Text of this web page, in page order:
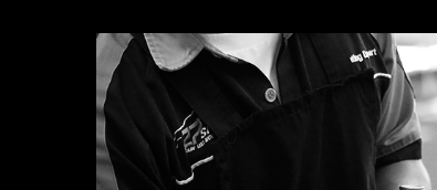
Previous